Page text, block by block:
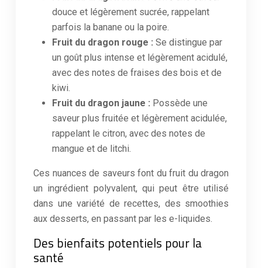
douce et légèrement sucrée, rappelant
parfois la banane ou la poire.
Fruit du dragon rouge : Se distingue par
un goût plus intense et légèrement acidulé,
avec des notes de fraises des bois et de
kiwi.
Fruit du dragon jaune : Possède une
saveur plus fruitée et légèrement acidulée,
rappelant le citron, avec des notes de
mangue et de litchi.
Ces nuances de saveurs font du fruit du dragon
un ingrédient polyvalent, qui peut être utilisé
dans une variété de recettes, des smoothies
aux desserts, en passant par les e-liquides.
Des bienfaits potentiels pour la
santé